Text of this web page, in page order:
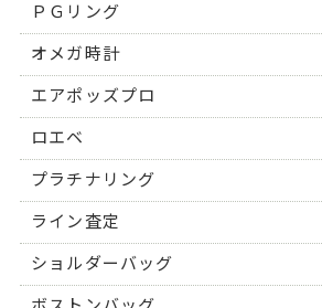
ＰＧリング
オメガ時計
エアポッズプロ
ロエベ
プラチナリング
ライン査定
ショルダーバッグ